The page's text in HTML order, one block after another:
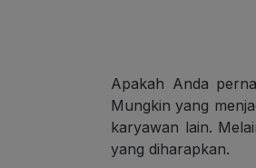
Apakah Anda
Mungkin yang
karyawan lain.
yang diharapkan.